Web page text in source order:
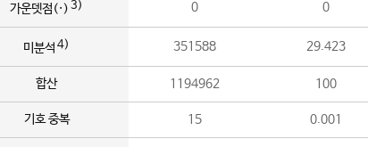
가운뎃점(·) 3) 0 0
미분석 4) 351588 29.423
합산 1194962 100
기호 중복 15 0.001